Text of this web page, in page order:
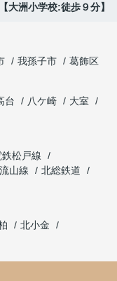
大洲小学校:徒歩９分】
我孫子市
葛飾区
台 八ケ崎
大室
松戸線
山線
北総鉄道
北小金